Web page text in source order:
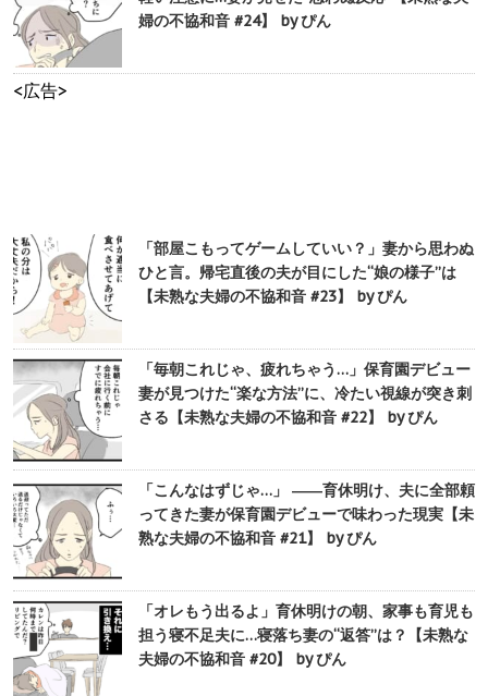
婦の不協和音 #24】 by ぴん
<広告>
「部屋こもってゲームしていい？」妻から思わぬ
ひと言。帰宅直後の夫が目にした“娘の様子”は
【未熟な夫婦の不協和音 #23】 by ぴん
「毎朝これじゃ、疲れちゃう…」保育園デビュー
妻が見つけた“楽な方法”に、冷たい視線が突き刺
さる【未熟な夫婦の不協和音 #22】 by ぴん
「こんなはずじゃ…」 ――育休明け、夫に全部頼
ってきた妻が保育園デビューで味わった現実【未
熟な夫婦の不協和音 #21】 by ぴん
「オレもう出るよ」育休明けの朝、家事も育児も
担う寝不足夫に…寝落ち妻の“返答”は？【未熟な
夫婦の不協和音 #20】 by ぴん